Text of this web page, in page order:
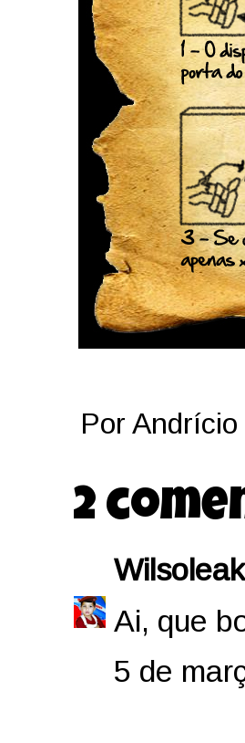
Por Andrício
2
Ai, que
5 de